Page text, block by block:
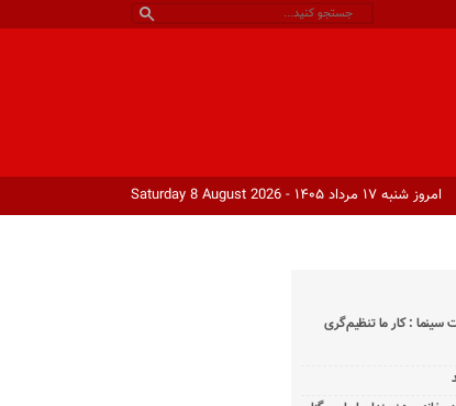
امروز شنبه ۱۷ مرداد ۱۴۰۵ - Saturday 8 August 2026
سینما : کار ما تنظیم‌گری